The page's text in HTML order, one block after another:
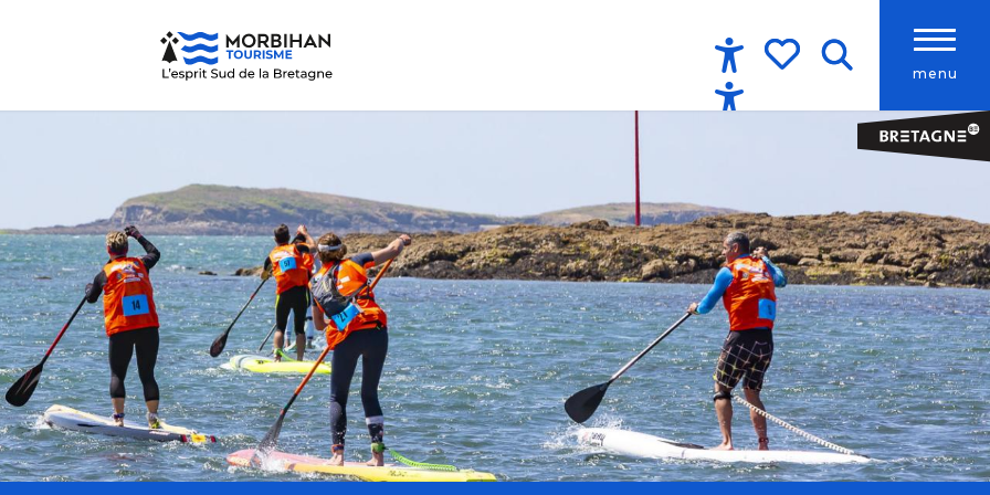
menu
Accessibilité